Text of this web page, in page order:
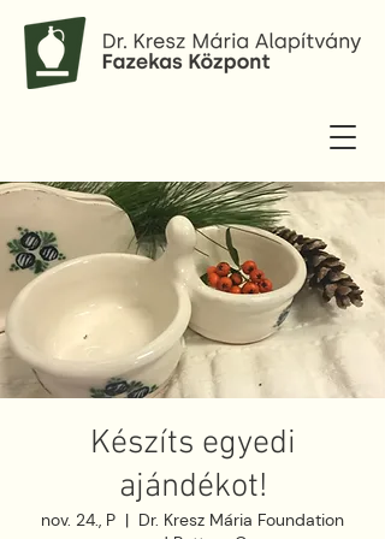
Készíts egyedi
ajándékot!
nov. 24., P
  |
Dr. Kresz Mária Foundation